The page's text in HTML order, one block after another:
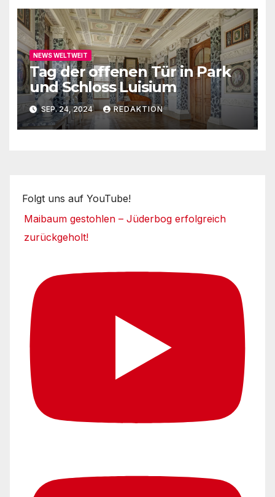
NEWS WELTWEIT
Tag der offenen Tür in Park
und Schloss Luisium
SEP. 24, 2024 REDAKTION
Folgt uns auf YouTube!
Maibaum gestohlen – Jüderbog erfolgreich
zurückgeholt!